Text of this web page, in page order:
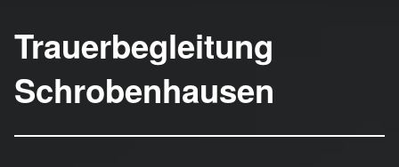
Trauerbegleitung
Schrobenhausen